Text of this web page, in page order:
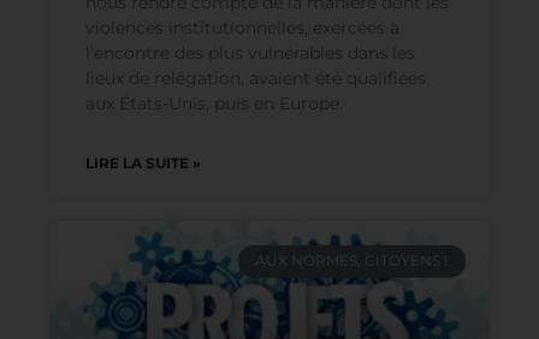
Dans notre premier épisode, nous avons pu
nous rendre compte de la manière dont les
violences institutionnelles, exercées à
l’encontre des plus vulnérables dans les
aux États-Unis, puis en Europe.
AUX NORMES, CITOYENS !